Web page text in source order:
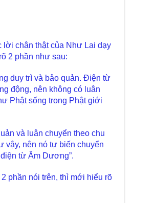
lời chân thật của Như Lai dạy
2 phần như sau:
duy trì và bảo quản. Điện từ
động, nên không có luân
Phật sống trong Phật giới
và luân chuyển theo chu
vậy, nên nó tự biến chuyển
từ Âm Dương”.
phần nói trên, thì mới hiểu rõ